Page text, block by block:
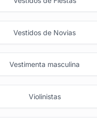
Vestidos de Novias
Vestimenta masculina
Violinistas